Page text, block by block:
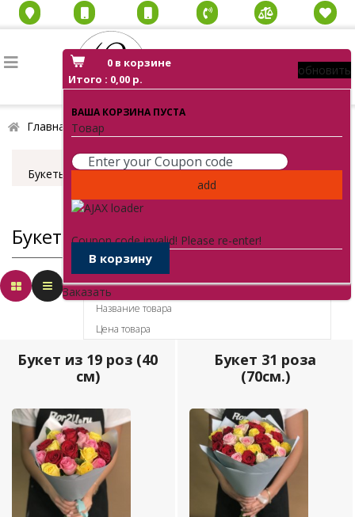
0 в корзине
Итого : 0,00 р.
ВАША КОРЗИНА ПУСТА
Товар
обновить
add
Coupon code invalid! Please re-enter!
В корзину
Заказать
Главная Каталог
Букеты из роз
Букеты из роз
Порядок
Название товара
Цена товара
Букет из 19 роз (40
см)
Букет 31 роза
(70см.)